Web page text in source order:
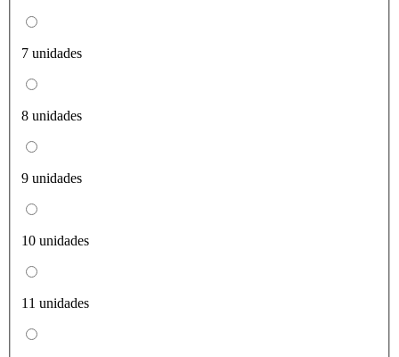
7 unidades
8 unidades
9 unidades
10 unidades
11 unidades